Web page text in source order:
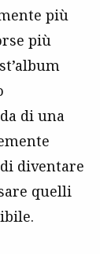
più
più
di una
diventare
quelli